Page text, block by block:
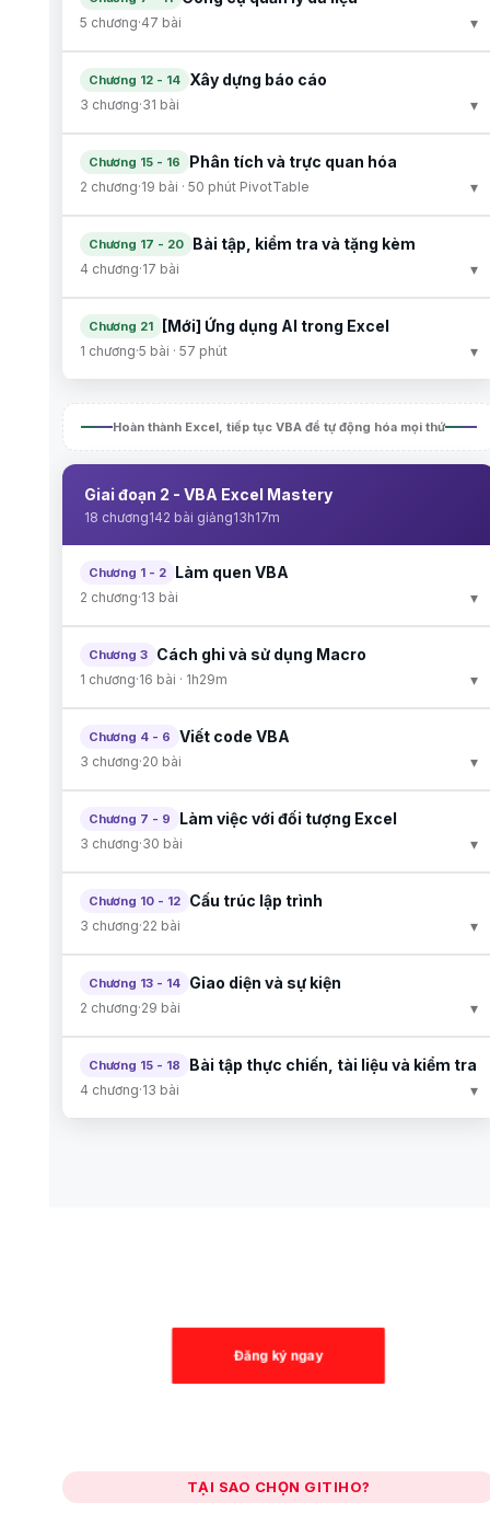
5 chương·47 bài ▾
Chương 12 - 14 Xây dựng báo cáo
3 chương·31 bài ▾
Chương 15 - 16 Phân tích và trực quan hóa
2 chương·19 bài · 50 phút PivotTable ▾
Chương 17 - 20 Bài tập, kiểm tra và tặng kèm
4 chương·17 bài ▾
Chương 21 [Mới] Ứng dụng AI trong Excel
1 chương·5 bài · 57 phút ▾
Hoàn thành Excel, tiếp tục VBA để tự động hóa mọi thứ
Giai đoạn 2 - VBA Excel Mastery
18 chương142 bài giảng13h17m
Chương 1 - 2 Làm quen VBA
2 chương·13 bài ▾
Chương 3 Cách ghi và sử dụng Macro
1 chương·16 bài · 1h29m ▾
Chương 4 - 6 Viết code VBA
3 chương·20 bài ▾
Chương 7 - 9 Làm việc với đối tượng Excel
3 chương·30 bài ▾
Chương 10 - 12 Cấu trúc lập trình
3 chương·22 bài ▾
Chương 13 - 14 Giao diện và sự kiện
2 chương·29 bài ▾
Chương 15 - 18 Bài tập thực chiến, tài liệu và kiểm tra
4 chương·13 bài ▾
Đăng ký ngay
TẠI SAO CHỌN GITIHO?